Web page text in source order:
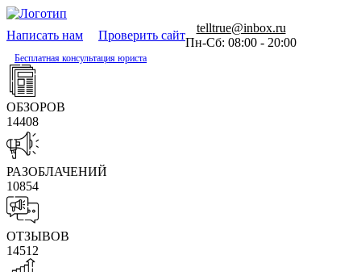
Написать нам Проверить сайт
telltrue@inbox.ru
Пн-Сб: 08:00 - 20:00
Бесплатная консультация юриста
ОБЗОРОВ
14408
РАЗОБЛАЧЕНИЙ
10854
ОТЗЫВОВ
14512